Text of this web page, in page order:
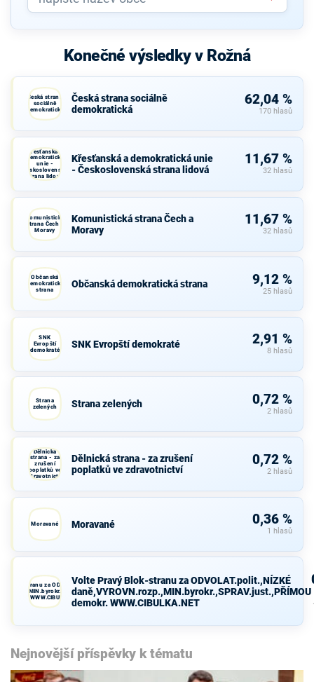
Konečné výsledky v Rožná
Česká strana
sociálně
demokratická
Česká strana sociálně
demokratická
62,04 %
170 hlasů
Křesťanská a
demokratická
unie -
Československá
strana lidová
Křesťanská a demokratická unie
- Československá strana lidová
11,67 %
32 hlasů
Komunistická
strana Čech a
Moravy
Komunistická strana Čech a
Moravy
11,67 %
32 hlasů
Občanská
demokratická
strana
Občanská demokratická strana 9,12 %
25 hlasů
SNK
Evropští
demokraté
SNK Evropští demokraté 2,91 %
8 hlasů
Strana
zelených
Strana zelených 0,72 %
2 hlasů
Dělnická
strana - za
zrušení
poplatků ve
zdravotnictví
Dělnická strana - za zrušení
poplatků ve zdravotnictví
0,72 %
2 hlasů
Moravané Moravané 0,36 %
1 hlasů
Blok-stranu za ODVOLAT.polit.,NÍZKÉ
demokr. WWW.CIBULKA.NET
Volte Pravý Blok-stranu za ODVOLAT.polit.,NÍZKÉ
daně,VYROVN.rozp.,MIN.byrokr.,SPRAV.just.,PŘÍMOU
demokr. WWW.CIBULKA.NET
Nejnovější příspěvky k tématu